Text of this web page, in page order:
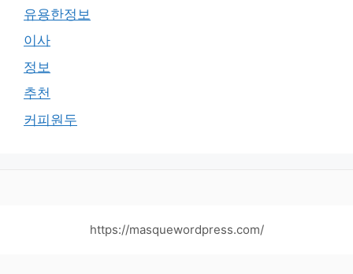
유용한정보
이사
정보
추천
커피원두
https://masquewordpress.com/